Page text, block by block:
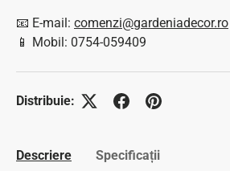
📧 E-mail: comenzi@gardeniadecor.ro
📱 Mobil: 0754-059409
Distribuie:
Descriere Specificații